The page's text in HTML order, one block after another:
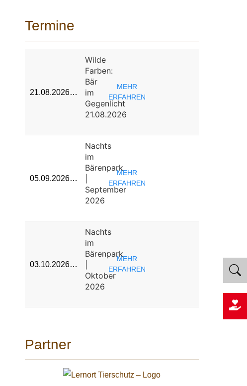
Termine
21.08.2026…
Wilde
Farben:
Bär
im
Gegenlicht
21.08.2026
MEHR
ERFAHREN
05.09.2026…
Nachts
im
Bärenpark
September
2026
MEHR
ERFAHREN
03.10.2026…
Nachts
im
Bärenpark
Oktober
2026
MEHR
ERFAHREN
Partner